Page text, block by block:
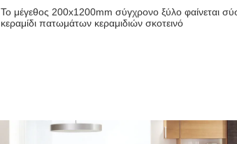
Το μέγεθος 200x1200mm σύγχρονο ξύλο φαίνεται
κεραμίδι πατωμάτων κεραμιδιών σκοτεινό